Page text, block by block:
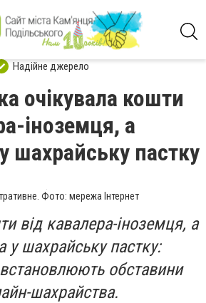
Надійне джерело
очікувала кошти
іноземця, а
шахрайську пастку
Фото: мережа Інтернет
від кавалера-іноземця, а
у шахрайську пастку:
встановлюють обставини
шахрайства.